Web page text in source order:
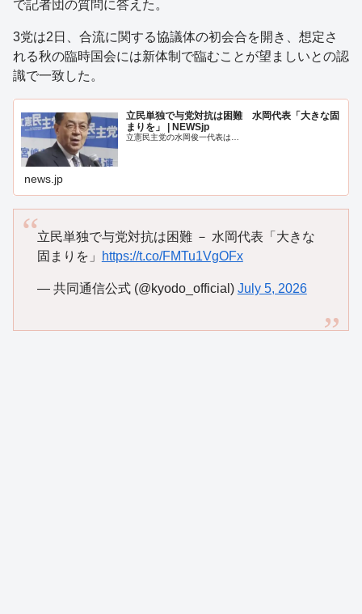
で記者団の質問に答えた。
3党は2日、合流に関する協議体の初会合を開き、想定さ
れる秋の臨時国会には新体制で臨むことが望ましいとの認
識で一致した。
立民単独で与党対抗は困難 水岡代表「大きな固
まりを」 | NEWSjp
立憲民主党の水岡俊一代表は…
news.jp
立民単独で与党対抗は困難 － 水岡代表「大きな
固まりを」
https://t.co/FMTu1VgOFx
— 共同通信公式 (@kyodo_official) July 5, 2026